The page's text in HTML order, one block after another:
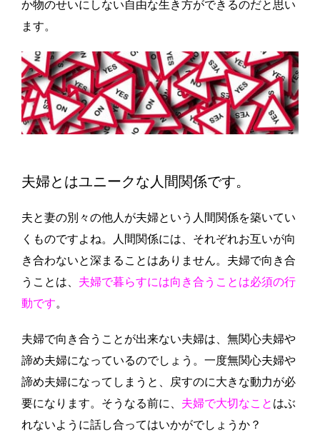
か物のせいにしない自由な生き方ができるのだと思い
ます。
夫婦とはユニークな人間関係です。
夫と妻の別々の他人が夫婦という人間関係を築いてい
くものですよね。人間関係には、それぞれお互いが向
き合わないと深まることはありません。夫婦で向き合
うことは、 夫婦で暮らすには向き合うことは必須の行
動です。
夫婦で向き合うことが出来ない夫婦は、無関心夫婦や
諦め夫婦になっているのでしょう。一度無関心夫婦や
諦め夫婦になってしまうと、戻すのに大きな動力が必
要になります。そうなる前に、 夫婦で大切なこと はぶ
れないように話し合ってはいかがでしょうか？